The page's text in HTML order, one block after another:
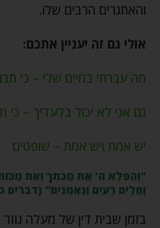
והאתגרים הרבים שלו.
אולי גם זה יעניין אתכם:
מה עברתי בחיים שלי – כי תבוא
גם אני לא יכול בלעדיך – כי
יש אמת ויש אמת – שופטים
"וְהִפְלָא ה' אֶת מַכֹּתְךָ וְאֵת מַכּוֹת
וָחֳלָיִם רָעִים וְנֶאֱמָנִים" (דברים
בזמן שבית דין של מעלה גוזר